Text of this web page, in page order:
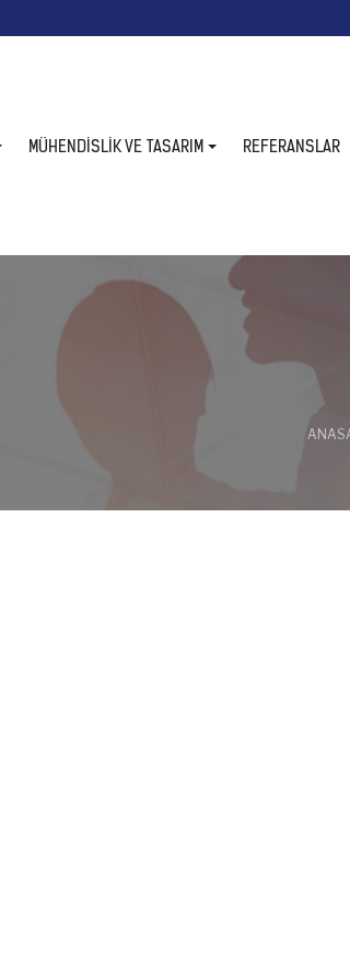
MÜHENDİSLİK VE TASARIM REFERANSLAR